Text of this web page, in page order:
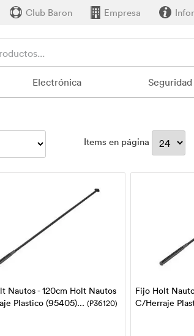
Empresa
Club Baron
Electrónica Seguridad
Items en página
Nautos - 120cm Holt Nautos
Plastico (95405)... (P36120)
Fijo Holt
C/Herraje